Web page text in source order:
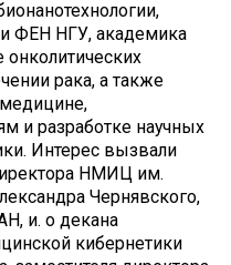
ФЕН НГУ, академика
рака, а также
и разработке научных
Интерес вызвали
НМИЦ им.
Чернявского,
и. о декана
кибернетики